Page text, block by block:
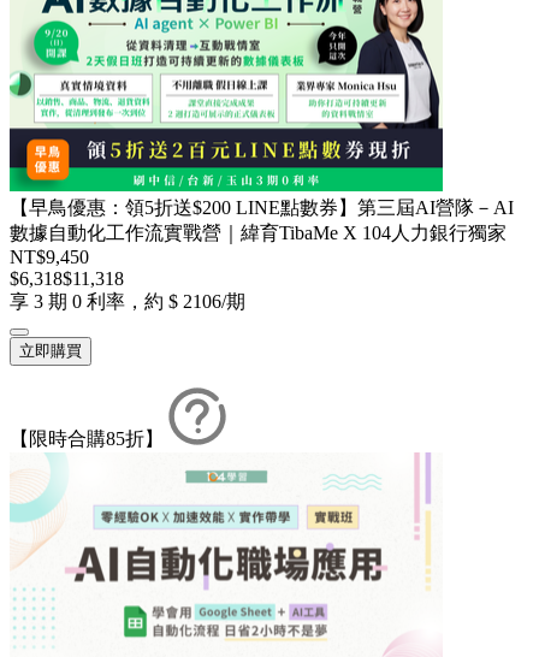
【早鳥優惠：領5折送$200 LINE點數券】第三屆AI營隊－AI
數據自動化工作流實戰營｜緯育TibaMe X 104人力銀行獨家
NT$9,450
$6,318$11,318
享 3 期 0 利率，約 $ 2106/期
立即購買
【限時合購85折】